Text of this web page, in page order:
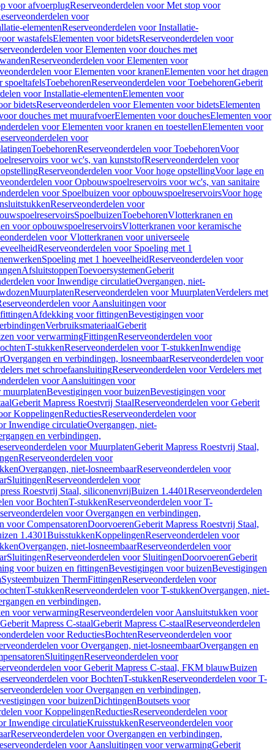
voor afvoerplugReserveonderdelen voor Met stop voor
voor
elementenReserveonderdelen voor Installatie-
wastafelsElementen voor bidetsReserveonderdelen voor
voor Elementen voor douches met
Reserveonderdelen voor Elementen voor
voor Elementen voor kranenElementen voor het dragen
spoeltafelsToebehorenReserveonderdelen voor ToebehorenGeberit
voor Installatie-elementenElementen voor
bidetsReserveonderdelen voor Elementen voor bidetsElementen
douches met muurafvoerElementen voor douchesElementen voor
voor Elementen voor kranen en toestellenElementen voor
voor
ToebehorenReserveonderdelen voor ToebehorenVoor
voor wc's, van kunststofReserveonderdelen voor
Reserveonderdelen voor Voor hoge opstellingVoor lage en
voor Opbouwspoelreservoirs voor wc's, van sanitaire
voor Spoelbuizen voor opbouwspoelreservoirsVoor hoge
Reserveonderdelen voor
SpoelbuizenToebehorenVlotterkranen en
voor opbouwspoelreservoirsVlotterkranen voor keramische
voor Vlotterkranen voor universeele
Reserveonderdelen voor Spoeling met 1
Spoeling met 1 hoeveelheidReserveonderdelen voor
AfsluitstoppenToevoersystemenGeberit
voor Inwendige circulatieOvergangen, niet-
MuurplatenReserveonderdelen voor MuurplatenVerdelers met
voor Aansluitingen voor
Afdekking voor fittingenBevestigingen voor
VerbruiksmateriaalGeberit
voor verwarmingFittingenReserveonderdelen voor
T-stukkenReserveonderdelen voor T-stukkenInwendige
Overgangen en verbindingen, losneembaarReserveonderdelen voor
met schroefaansluitingReserveonderdelen voor Verdelers met
voor Aansluitingen voor
Bevestigingen voor buizenBevestigingen voor
Geberit Mapress Roestvrij StaalReserveonderdelen voor Geberit
KoppelingenReductiesReserveonderdelen voor
Inwendige circulatieOvergangen, niet-
en verbindingen,
voor MuurplatenGeberit Mapress Roestvrij Staal,
Reserveonderdelen voor
Overgangen, niet-losneembaarReserveonderdelen voor
SluitingenReserveonderdelen voor
Roestvrij Staal, siliconenvrijBuizen 1.4401Reserveonderdelen
voor BochtenT-stukkenReserveonderdelen voor T-
voor Overgangen en verbindingen,
voor CompensatorenDoorvoerenGeberit Mapress Roestvrij Staal,
1.4301BuisstukkenKoppelingenReserveonderdelen voor
Overgangen, niet-losneembaarReserveonderdelen voor
SluitingenReserveonderdelen voor SluitingenDoorvoerenGeberit
voor buizen en fittingenBevestigingen voor buizenBevestigingen
Systeembuizen ThermFittingenReserveonderdelen voor
T-stukkenReserveonderdelen voor T-stukkenOvergangen, niet-
en verbindingen,
voor verwarmingReserveonderdelen voor Aansluitstukken voor
Geberit Mapress C-staalGeberit Mapress C-staalReserveonderdelen
voor ReductiesBochtenReserveonderdelen voor
voor Overgangen, niet-losneembaarOvergangen en
SluitingenReserveonderdelen voor
voor Geberit Mapress C-staal, FKM blauwBuizen
voor BochtenT-stukkenReserveonderdelen voor T-
voor Overgangen en verbindingen,
voor buizenDichtingenBoutsets voor
voor KoppelingenReductiesReserveonderdelen voor
Inwendige circulatieKruisstukkenReserveonderdelen voor
Reserveonderdelen voor Overgangen en verbindingen,
voor Aansluitingen voor verwarmingGeberit